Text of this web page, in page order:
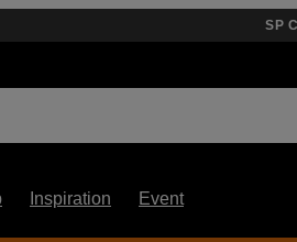
SP
Inspiration Event